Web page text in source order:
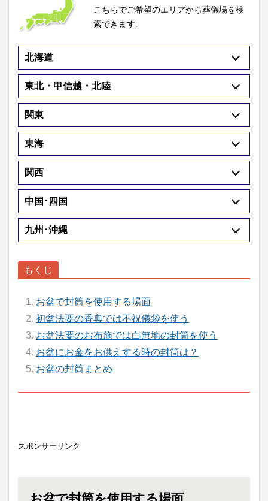
こちらでご希望のエリアから葬儀場を検
索できます。
北海道
東北・甲信越・北陸
関東
東海
関西
中国･四国
九州･沖縄
お盆で封筒を使用する場面
初盆法要の香典では不祝儀袋を使う
お盆法要のお布施では白無地の封筒を使う
お盆にお金をお供えする時の封筒は？
お盆の封筒まとめ
スポンサーリンク